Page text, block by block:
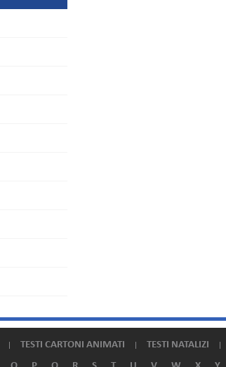
TESTI CARTONI ANIMATI TESTI NATALIZI